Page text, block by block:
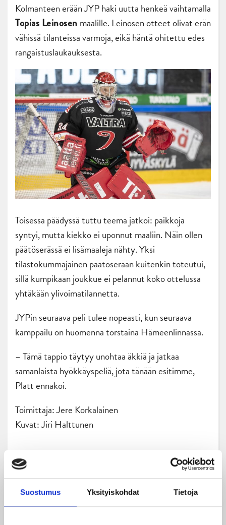
Suostumus Yksityiskohdat Tietoja
Kolmanteen erään JYP haki uutta henkeä vaihtamalla
Topias Leinosen maalille. Leinosen otteet olivat erän
vähissä tilanteissa varmoja, eikä häntä ohitettu edes
rangaistuslaukauksesta.
Toisessa päädyssä tuttu teema jatkoi: paikkoja
syntyi, mutta kiekko ei uponnut maaliin. Näin ollen
päätöserässä ei lisämaaleja nähty. Yksi
tilastokummajainen päätöserään kuitenkin toteutui,
sillä kumpikaan joukkue ei pelannut koko ottelussa
yhtäkään ylivoimatilannetta.
JYPin seuraava peli tulee nopeasti, kun seuraava
kamppailu on huomenna torstaina Hämeenlinnassa.
– Tämä tappio täytyy unohtaa äkkiä ja jatkaa
samanlaista hyökkäyspeliä, jota tänään esitimme,
Platt ennakoi.
Toimittaja: Jere Korkalainen
Kuvat: Jiri Halttunen